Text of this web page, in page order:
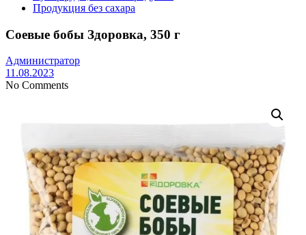
Продукция без сахара
Соевые бобы Здоровка, 350 г
Администратор
11.08.2023
No Comments